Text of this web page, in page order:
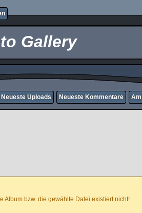
Gallery
Neueste Uploads Neueste Kommentare
Album bzw. die gewählte Datei existiert nicht!